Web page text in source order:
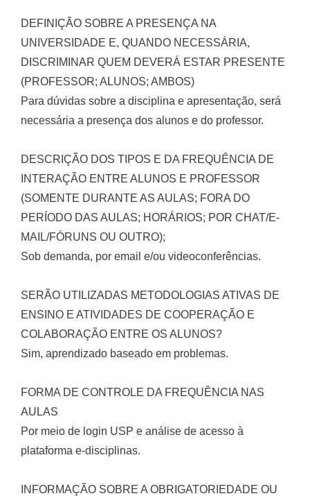
DEFINIÇÃO SOBRE A PRESENÇA NA
UNIVERSIDADE E, QUANDO NECESSÁRIA,
DISCRIMINAR QUEM DEVERÁ ESTAR PRESENTE
(PROFESSOR; ALUNOS; AMBOS)
Para dúvidas sobre a disciplina e apresentação, será
necessária a presença dos alunos e do professor.
DESCRIÇÃO DOS TIPOS E DA FREQUÊNCIA DE
INTERAÇÃO ENTRE ALUNOS E PROFESSOR
(SOMENTE DURANTE AS AULAS; FORA DO
PERÍODO DAS AULAS; HORÁRIOS; POR CHAT/E-
MAIL/FÓRUNS OU OUTRO);
Sob demanda, por email e/ou videoconferências.
SERÃO UTILIZADAS METODOLOGIAS ATIVAS DE
ENSINO E ATIVIDADES DE COOPERAÇÃO E
COLABORAÇÃO ENTRE OS ALUNOS?
Sim, aprendizado baseado em problemas.
FORMA DE CONTROLE DA FREQUÊNCIA NAS
AULAS
Por meio de login USP e análise de acesso à
plataforma e-disciplinas.
INFORMAÇÃO SOBRE A OBRIGATORIEDADE OU